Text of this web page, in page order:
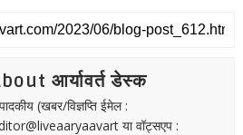
आर्यावर्त डेस्क
(खबर/विज्ञप्ति ईमेल :
या वॉट्सएप :